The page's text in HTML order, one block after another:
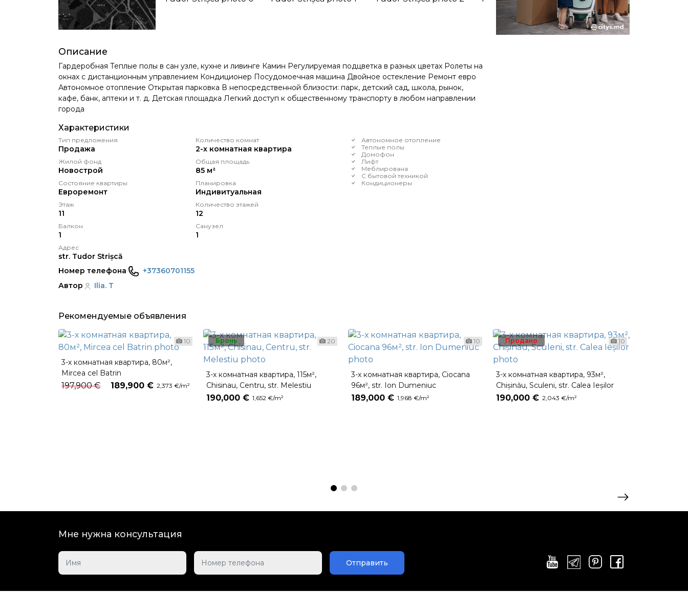
Описание
Гардеробная Теплые полы в сан узле, кухне и ливинге Камин Регулируемая подцветка в разных цветах Ролеты на
окнах с дистанционным управлением Кондиционер Посудомоечная машина Двойное остекление Ремонт евро
Автономное отопление Открытая парковка В непосредственной близости: парк, детский сад, школа, рынок,
кафе, банк, аптеки и т. д. Детская площадка Легкий доступ к общественному транспорту в любом направлении
города
Характеристики
Тип предложения
Продажа
Количество комнат
2-х комнатная квартира
Жилой фонд
Новострой
Общая площадь
85 м²
Состояние квартиры
Eвроремонт
Планировка
Индивитуальная
Этаж
11
Количество этажей
12
Балкон
1
Санузел
1
Адрес
str. Tudor Strișcă
Номер телефона
+37360701155
Автор
Ilia. T
Автономное отопление
Теплые полы
Домофон
Лифт
Меблирована
С бытовой техникой
Кондиционеры
Рекомендуемые объявления
10
3-х комнатная квартира, 80м²,
Mircea cel Batrin
197,900 € 189,900 € 2,373 €/m²
20
Бронь
3-х комнатная квартира, 115м²,
Chisinau, Centru, str. Melestiu
190,000 € 1,652 €/m²
10
3-х комнатная квартира, Ciocana
96м², str. Ion Dumeniuc
189,000 € 1,968 €/m²
10
Продано
3-х комнатная квартира, 93м²,
Chișinău, Sculeni, str. Calea Ieșilor
190,000 € 2,043 €/m²
Мне нужна консультация
Отправить